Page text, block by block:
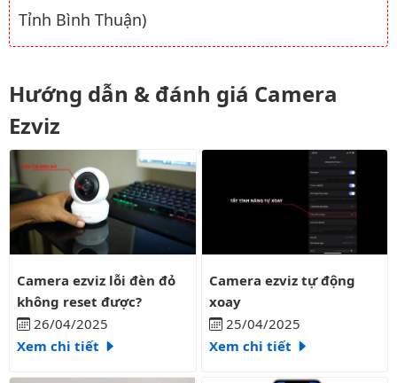
Tỉnh Bình Thuận)
Hướng dẫn & đánh giá Camera
Ezviz
Camera ezviz lỗi đèn đỏ không reset được?
Camera ezviz lỗi đèn đỏ
không reset được?
26/04/2025
Xem chi tiết
Camera ezviz tự động xoay
Camera ezviz tự động
xoay
25/04/2025
Xem chi tiết